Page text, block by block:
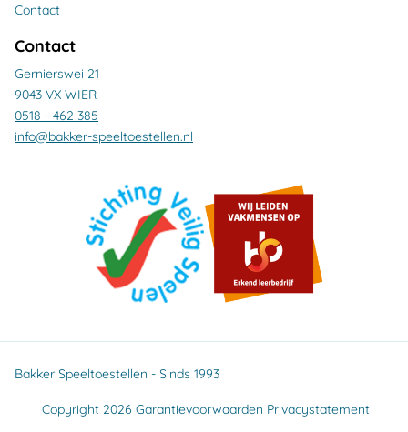
Contact
Contact
Gernierswei 21
9043 VX WIER
0518 - 462 385
info@bakker-speeltoestellen.nl
Bakker Speeltoestellen - Sinds 1993
Copyright 2026 Garantievoorwaarden Privacystatement